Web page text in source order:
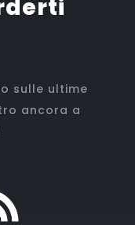
sulle ultime
ancora a